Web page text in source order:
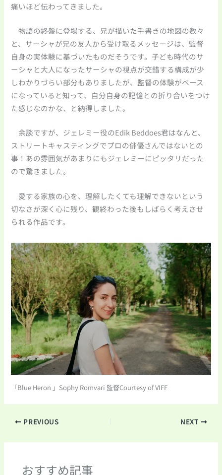
痛いほど伝わってきました。
物語の終盤に登場する、兄が描いた手書きの地図の数々
と、サーシャが兄の友人から受け取るメッセージは、監督
自身の実体験に基づいたものだそうです。子ども時代のサ
ーシャと大人になったサーシャの視点が交錯する構成が少
しわかりづらい部分もありましたが、監督の体験がベース
になっていると知って、自分自身の記憶との折り合いをつけ
た感じなのかな、と納得しました。
余談ですが、ジェレミー役のEdik Beddoes君はなんと、
ストリートキャスティングでプロの俳優さんではないとの
事！あの雰囲気があまりにもジェレミーにピッタリだった
ので驚きました。
愛する家族の心を、理解したくても理解できないという
切なさが深く心に残り、観終わった後もしばらく考えさせ
られる作品です。
「Blue Heron 」Sophy Romvari 監督Courtesy of VIFF
PREVIOUS NEXT
おすすめ記事